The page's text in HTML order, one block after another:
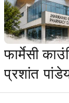
फार्मेसी
प्रशांत
इरफान हैं